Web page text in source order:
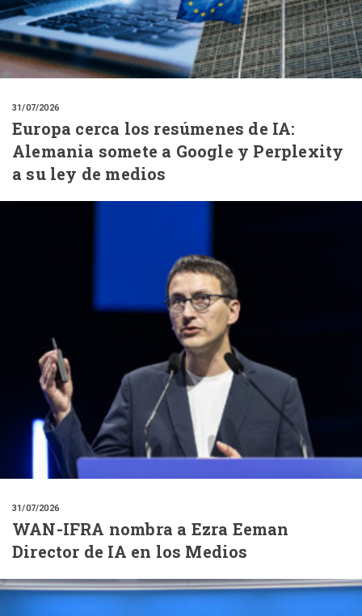
31/07/2026
Europa cerca los resúmenes de IA:
Alemania somete a Google y Perplexity
a su ley de medios
31/07/2026
WAN-IFRA nombra a Ezra Eeman
Director de IA en los Medios